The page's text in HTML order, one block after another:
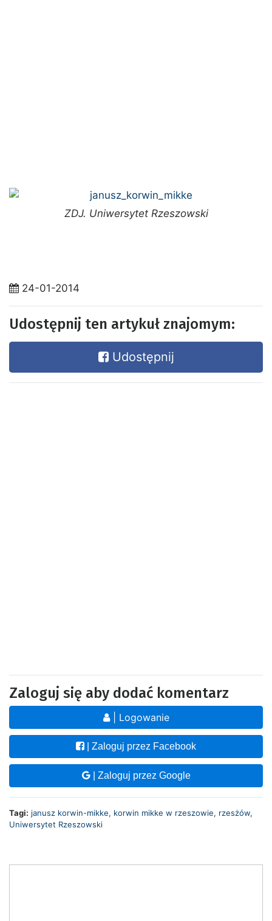
ZDJ. Uniwersytet Rzeszowski
24-01-2014
Udostępnij ten artykuł znajomym:
Udostępnij
Zaloguj się aby dodać komentarz
| Logowanie
| Zaloguj przez Facebook
| Zaloguj przez Google
Tagi: janusz korwin-mikke, korwin mikke w rzeszowie, rzesżów,
Uniwersytet Rzeszowski